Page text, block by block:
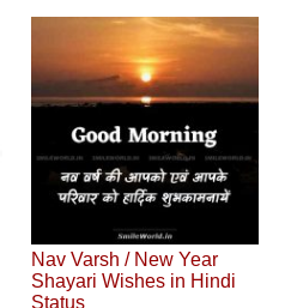
Nav Varsh / New Year
Shayari Wishes in Hindi
Status